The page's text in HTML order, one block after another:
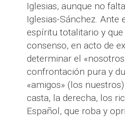
Iglesias, aunque no
Iglesias-Sánchez. Ante
espíritu totalitario y que
consenso, en acto de
determinar el
confrontación pura y
«amigos» (los
casta, la derecha, los
Español, que roba y